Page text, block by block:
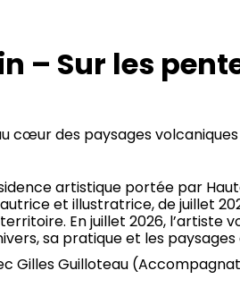
– Sur les
cœur des paysages
artistique portée par
et illustratrice, de juillet
En juillet 2026, l’artiste
sa pratique et les
Gilles Guilloteau